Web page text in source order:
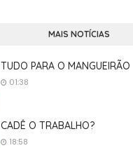
MAIS NOTÍCIAS
TUDO PARA O MANGUEIRÃO
01:38
CADÊ O TRABALHO?
18:58